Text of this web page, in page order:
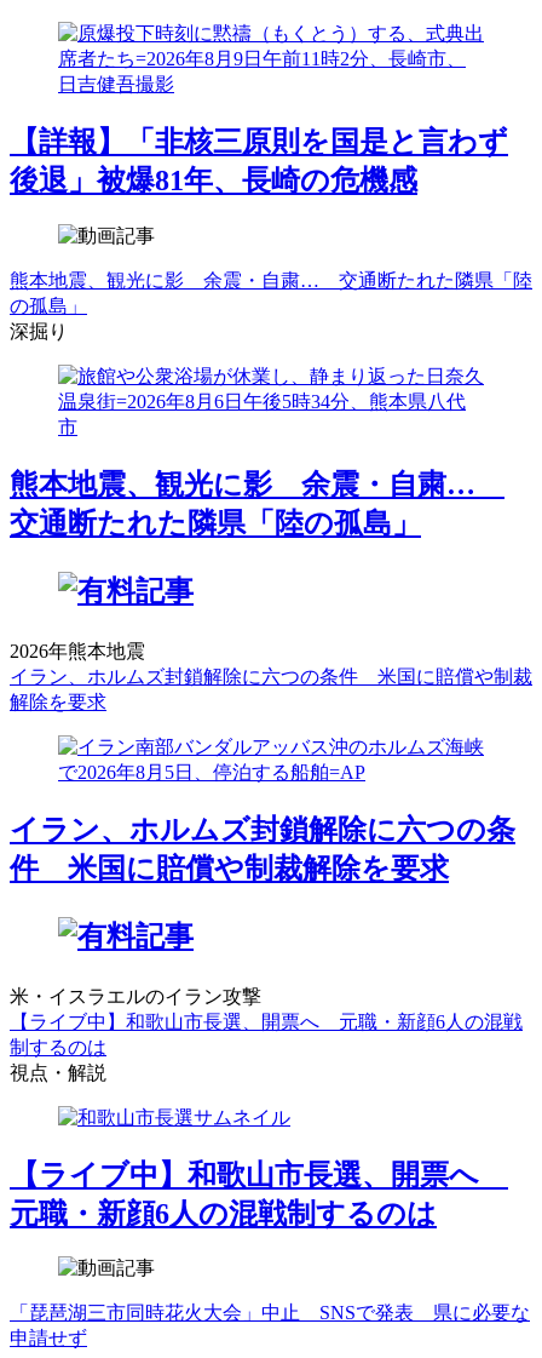
【詳報】「非核三原則を国是と言わず
後退」被爆81年、長崎の危機感
熊本地震、観光に影 余震・自粛… 交通断たれた隣県「陸
の孤島」
深掘り
熊本地震、観光に影 余震・自粛…
交通断たれた隣県「陸の孤島」
2026年熊本地震
イラン、ホルムズ封鎖解除に六つの条件 米国に賠償や制裁
解除を要求
イラン、ホルムズ封鎖解除に六つの条
件 米国に賠償や制裁解除を要求
米・イスラエルのイラン攻撃
【ライブ中】和歌山市長選、開票へ 元職・新顔6人の混戦
制するのは
視点・解説
【ライブ中】和歌山市長選、開票へ
元職・新顔6人の混戦制するのは
「琵琶湖三市同時花火大会」中止 SNSで発表 県に必要な
申請せず